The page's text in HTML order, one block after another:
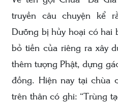
truyền câu chuyện kể
Dưỡng bị hủy hoại có hai
bỏ tiền của riêng ra xây
thêm tượng Phật, dựng
đồng. Hiện nay tại chùa
trên thân có ghi: “Trùng